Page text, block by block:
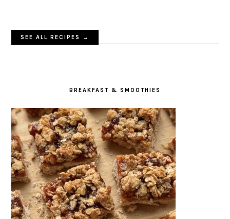
SEE ALL RECIPES →
BREAKFAST & SMOOTHIES